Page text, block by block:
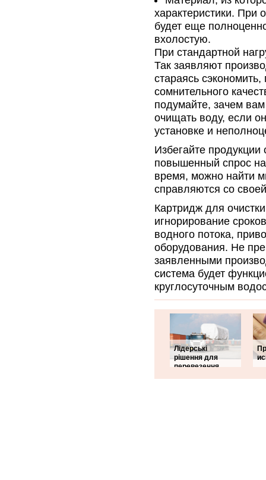
характеристики. При
будет еще
вхолостую.
При стандартной
Так заявляют
стараясь
сомнительного
подумайте, зачем
очищать воду, если
установке и
Избегайте
повышенный спрос
время, можно найти
справляются со
Картридж для
игнорирование
водного потока,
оборудования. Не
заявленными
система будет
круглосуточным
Лідерські
рішення для
перевезення